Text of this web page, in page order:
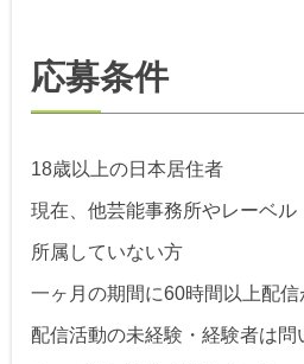
応募条件
18歳以上の日本居住者
現在、他芸能事務所やレーベル
所属していない方
一ヶ月の期間に60時間以上配
配信活動の未経験・経験者は